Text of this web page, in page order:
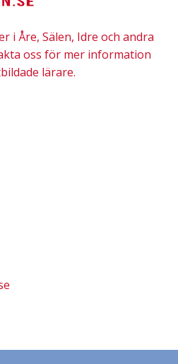
i Åre, Sälen, Idre och andra
oss för mer information
lärare.